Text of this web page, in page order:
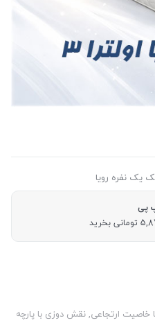
یک نفره رویا
پی
ارتجاعی, نقش دوزی با پارچه